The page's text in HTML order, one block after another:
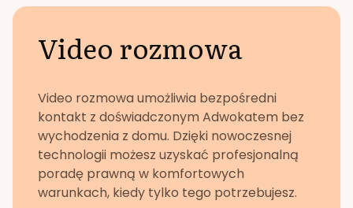
Video rozmowa
Video rozmowa umożliwia bezpośredni
kontakt z doświadczonym Adwokatem bez
wychodzenia z domu. Dzięki nowoczesnej
technologii możesz uzyskać profesjonalną
poradę prawną w komfortowych
warunkach, kiedy tylko tego potrzebujesz.